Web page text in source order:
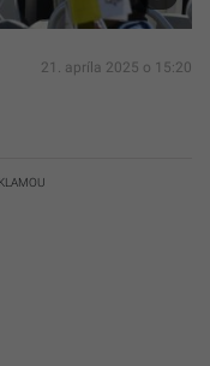
21. apríla 2025 o 15:20